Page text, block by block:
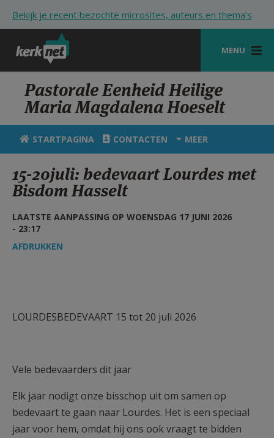
Bekijk je recent bezochte microsites, auteurs en thema's
MENU
STARTPAGINA
KERK
VIERINGEN
ZOEKEN
HULP
Pastorale Eenheid Heilige
Maria Magdalena Hoeselt
STARTPAGINA CONTACTEN MEER
15-20juli: bedevaart Lourdes met
Bisdom Hasselt
LAATSTE AANPASSING OP WOENSDAG 17 JUNI 2026
- 23:17
AFDRUKKEN
LOURDESBEDEVAART 15 tot 20 juli 2026
Vele bedevaarders dit jaar
Elk jaar nodigt onze bisschop uit om samen op
bedevaart te gaan naar Lourdes. Het is een speciaal
jaar voor hem, omdat hij ons ook vraagt te bidden